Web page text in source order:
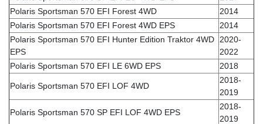
Polaris Sportsman 570 EFI Forest 4WD
2014
Polaris Sportsman 570 EFI Forest 4WD EPS
2014
Polaris Sportsman 570 EFI Hunter Edition Traktor 4WD
EPS
2020-
2022
Polaris Sportsman 570 EFI LE 6WD EPS
2018
Polaris Sportsman 570 EFI LOF 4WD
2018-
2019
Polaris Sportsman 570 SP EFI LOF 4WD EPS
2018-
2019